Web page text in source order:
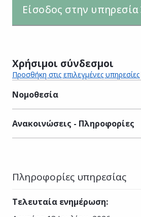
Είσοδος στην υπηρεσία
Χρήσιμοι σύνδεσμοι
Προσθήκη στις επιλεγμένες υπηρεσίες
Νομοθεσία
Ανακοινώσεις - Πληροφορίες
Πληροφορίες υπηρεσίας
Τελευταία ενημέρωση: